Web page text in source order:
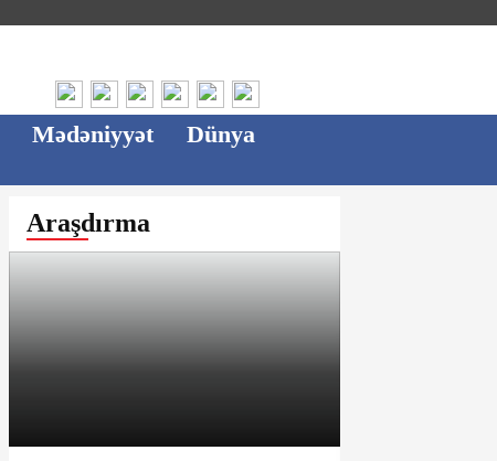
Mədəniyyət
Dünya
Araşdırma